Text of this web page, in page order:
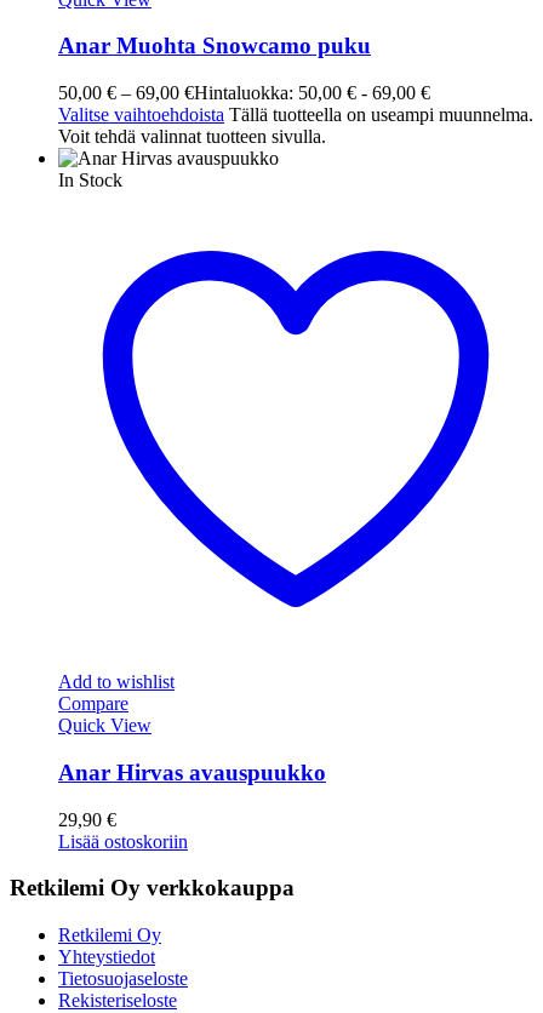
Anar Muohta Snowcamo puku
50,00 € – 69,00 €Hintaluokka: 50,00 € - 69,00 €
Valitse vaihtoehdoista Tällä tuotteella on useampi muunnelma.
Voit tehdä valinnat tuotteen sivulla.
In Stock
Add to wishlist
Compare
Quick View
Anar Hirvas avauspuukko
29,90 €
Lisää ostoskoriin
Retkilemi Oy verkkokauppa
Retkilemi Oy
Yhteystiedot
Tietosuojaseloste
Rekisteriseloste